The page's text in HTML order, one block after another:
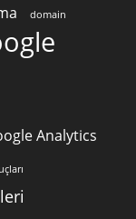
domain
Analytics